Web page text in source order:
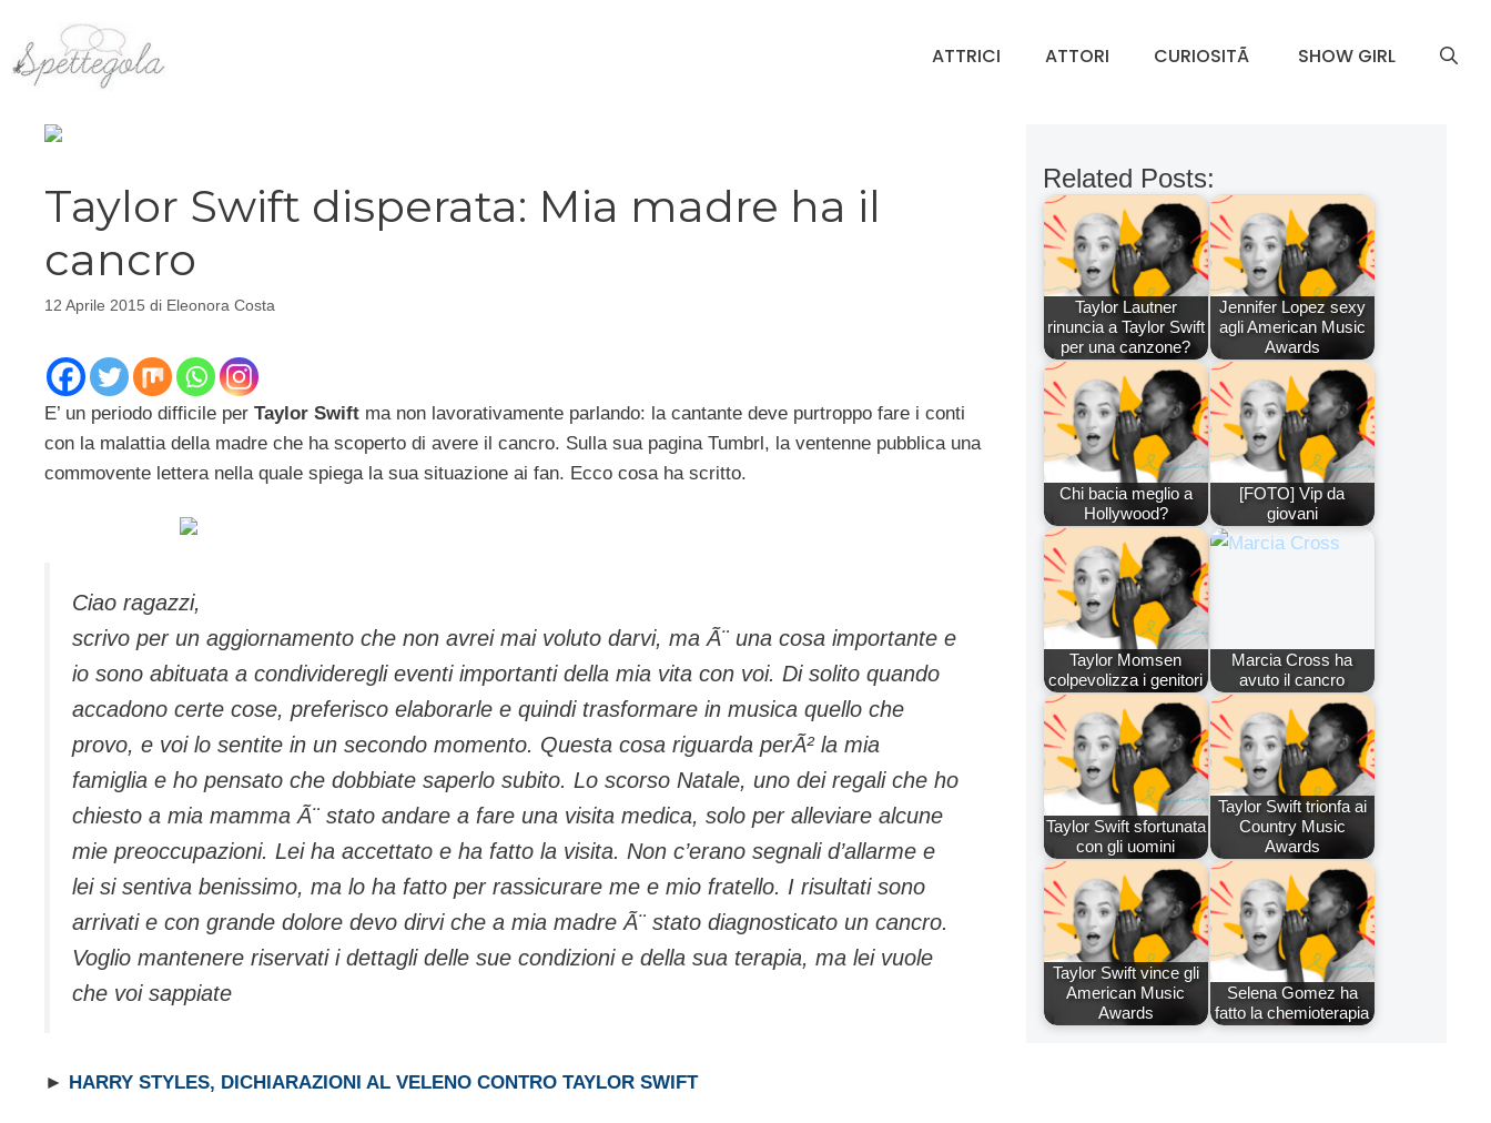
contenuto
ATTRICI ATTORI CURIOSITÃ SHOW GIRL
Taylor Swift disperata: Mia madre ha il
cancro
12 Aprile 2015 di Eleonora Costa
E’ un periodo difficile per Taylor Swift ma non lavorativamente parlando: la cantante deve purtroppo fare i conti
con la malattia della madre che ha scoperto di avere il cancro. Sulla sua pagina Tumbrl, la ventenne pubblica una
commovente lettera nella quale spiega la sua situazione ai fan. Ecco cosa ha scritto.
Ciao ragazzi,
scrivo per un aggiornamento che non avrei mai voluto darvi, ma Ã¨ una cosa importante e
io sono abituata a condivideregli eventi importanti della mia vita con voi. Di solito quando
accadono certe cose, preferisco elaborarle e quindi trasformare in musica quello che
provo, e voi lo sentite in un secondo momento. Questa cosa riguarda perÃ² la mia
famiglia e ho pensato che dobbiate saperlo subito. Lo scorso Natale, uno dei regali che ho
chiesto a mia mamma Ã¨ stato andare a fare una visita medica, solo per alleviare alcune
mie preoccupazioni. Lei ha accettato e ha fatto la visita. Non c’erano segnali d’allarme e
lei si sentiva benissimo, ma lo ha fatto per rassicurare me e mio fratello. I risultati sono
arrivati e con grande dolore devo dirvi che a mia madre Ã¨ stato diagnosticato un cancro.
Voglio mantenere riservati i dettagli delle sue condizioni e della sua terapia, ma lei vuole
che voi sappiate
► HARRY STYLES, DICHIARAZIONI AL VELENO CONTRO TAYLOR SWIFT
Related Posts:
Taylor Lautner
rinuncia a Taylor Swift
per una canzone?
Jennifer Lopez sexy
agli American Music
Awards
Chi bacia meglio a
Hollywood?
[FOTO] Vip da
giovani
Taylor Momsen
colpevolizza i genitori
Marcia Cross ha
avuto il cancro
Taylor Swift sfortunata
con gli uomini
Taylor Swift trionfa ai
Country Music
Awards
Taylor Swift vince gli
American Music
Awards
Selena Gomez ha
fatto la chemioterapia